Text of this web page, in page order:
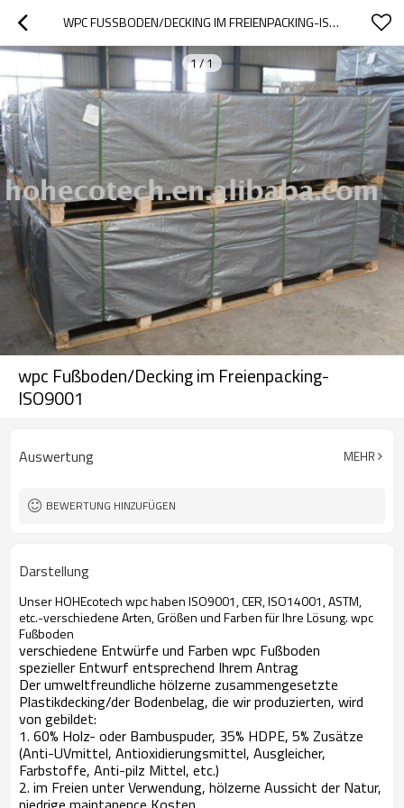
WPC FUSSBODEN/DECKING IM FREIENPACKING-ISO9001
1/1
wpc Fußboden/Decking im Freienpacking-
ISO9001
Auswertung MEHR
BEWERTUNG HINZUFÜGEN
Darstellung
Unser HOHEcotech wpc haben ISO9001, CER, ISO14001, ASTM,
etc.-verschiedene Arten, Größen und Farben für Ihre Lösung. wpc
Fußboden
verschiedene Entwürfe und Farben wpc Fußboden
spezieller Entwurf entsprechend Ihrem Antrag
Der umweltfreundliche hölzerne zusammengesetzte
Plastikdecking/der Bodenbelag, die wir produzierten, wird
von gebildet:
1. 60% Holz- oder Bambuspuder, 35% HDPE, 5% Zusätze
(Anti-UVmittel, Antioxidierungsmittel, Ausgleicher,
Farbstoffe, Anti-pilz Mittel, etc.)
2. im Freien unter Verwendung, hölzerne Aussicht der Natur,